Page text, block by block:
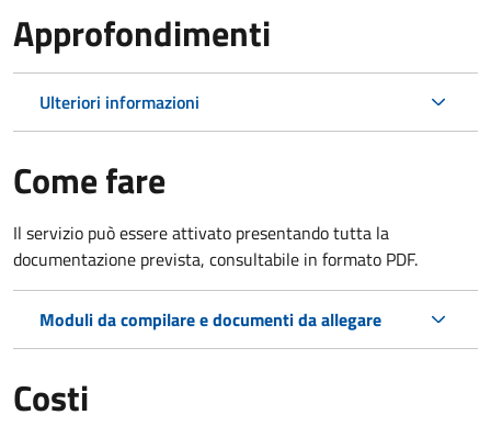
Approfondimenti
Ulteriori informazioni
Come fare
Il servizio può essere attivato presentando tutta la
documentazione prevista, consultabile in formato PDF.
Moduli da compilare e documenti da allegare
Costi